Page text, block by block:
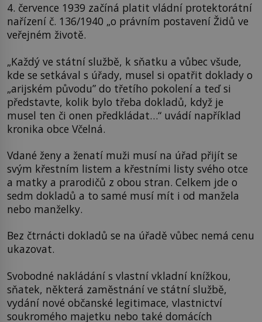
4. července 1939 začíná platit vládní protektorátní
nařízení č. 136/1940 „o právním postavení Židů ve
veřejném životě.
„Každý ve státní službě, k sňatku a vůbec všude,
kde se setkával s úřady, musel si opatřit doklady o
„arijském původu” do třetího pokolení a teď si
představte, kolik bylo třeba dokladů, když je
musel ten či onen předkládat…“ uvádí například
kronika obce Včelná.
Vdané ženy a ženatí muži musí na úřad přijít se
svým křestním listem a křestními listy svého otce
a matky a prarodičů z obou stran. Celkem jde o
sedm dokladů a to samé musí mít i od manžela
nebo manželky.
Bez čtrnácti dokladů se na úřadě vůbec nemá cenu
ukazovat.
Svobodné nakládání s vlastní vkladní knížkou,
sňatek, některá zaměstnání ve státní službě,
vydání nové občanské legitimace, vlastnictví
soukromého majetku nebo také domácích